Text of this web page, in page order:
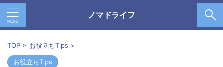
ノマドライフ
TOP > お役立ちTips >
お役立ちTips